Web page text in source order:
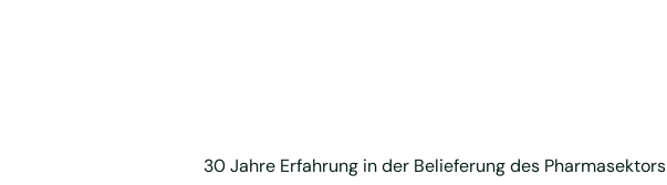
30 Jahre Erfahrung in der Belieferung des Pharmasektors